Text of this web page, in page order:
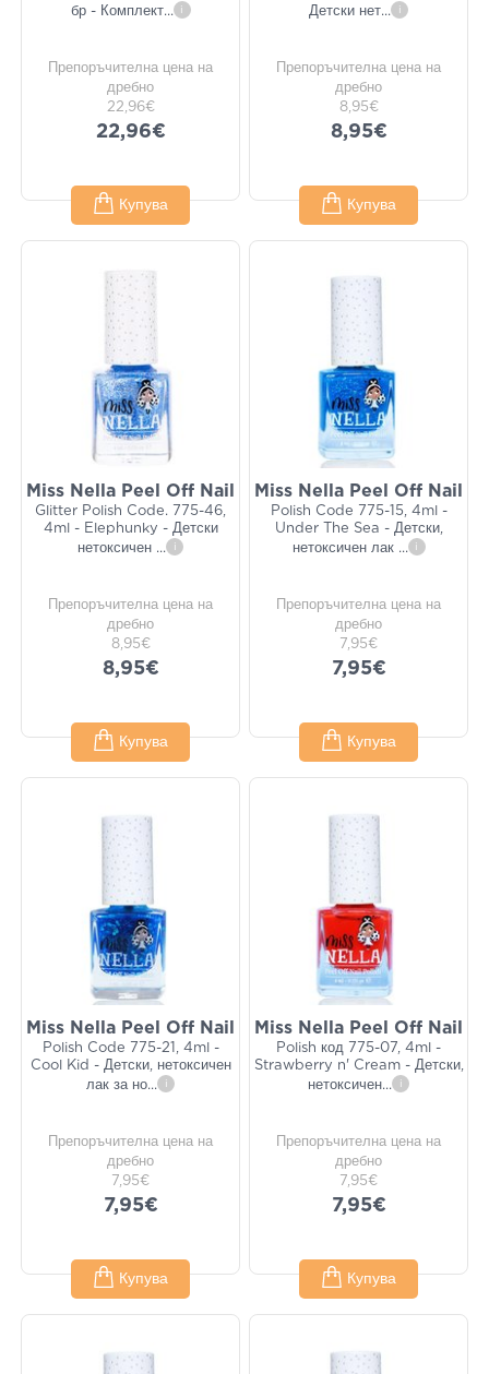
бр - Комплект... i
Препоръчителна цена на
дребно
22,96€
22,96€
Купува
Детски нет... i
Препоръчителна цена на
дребно
8,95€
8,95€
Купува
Miss Nella Peel Off Nail
Glitter Polish Code. 775-46,
4ml - Elephunky - Детски
нетоксичен ... i
Препоръчителна цена на
дребно
8,95€
8,95€
Купува
Miss Nella Peel Off Nail
Polish Code 775-15, 4ml -
Under The Sea - Детски,
нетоксичен лак ... i
Препоръчителна цена на
дребно
7,95€
7,95€
Купува
Miss Nella Peel Off Nail
Polish Code 775-21, 4ml -
Cool Kid - Детски, нетоксичен
лак за но... i
Препоръчителна цена на
дребно
7,95€
7,95€
Купува
Miss Nella Peel Off Nail
Polish код 775-07, 4ml -
Strawberry n' Cream - Детски,
нетоксичен... i
Препоръчителна цена на
дребно
7,95€
7,95€
Купува